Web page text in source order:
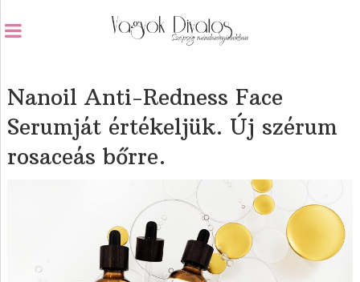
Nanoil Anti-Redness Face
Serumját értékeljük. Új szérum
rosaceás bőrre.